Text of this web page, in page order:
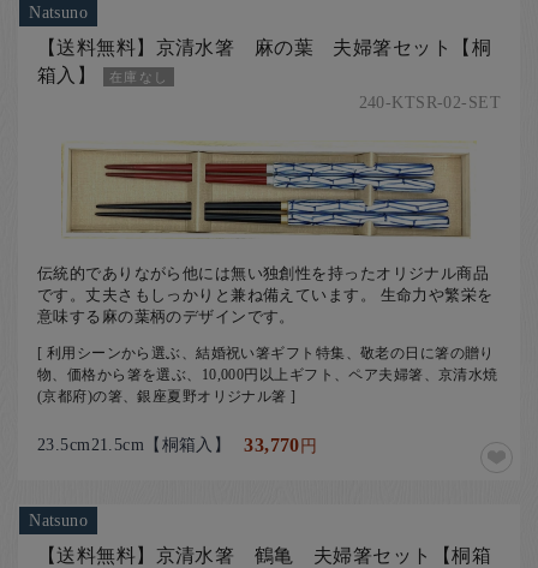
Natsuno
【送料無料】京清水箸 麻の葉 夫婦箸セット【桐
箱入】
在庫なし
240-KTSR-02-SET
伝統的でありながら他には無い独創性を持ったオリジナル商品
です。丈夫さもしっかりと兼ね備えています。 生命力や繁栄を
意味する麻の葉柄のデザインです。
[ 利用シーンから選ぶ、結婚祝い箸ギフト特集、敬老の日に箸の贈り
物、価格から箸を選ぶ、10,000円以上ギフト、ペア夫婦箸、京清水焼
(京都府)の箸、銀座夏野オリジナル箸 ]
23.5cm21.5cm【桐箱入】 33,770円
Natsuno
【送料無料】京清水箸 鶴亀 夫婦箸セット【桐箱